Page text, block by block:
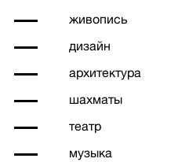
живопись
дизайн
архитектура
шахматы
театр
музыка